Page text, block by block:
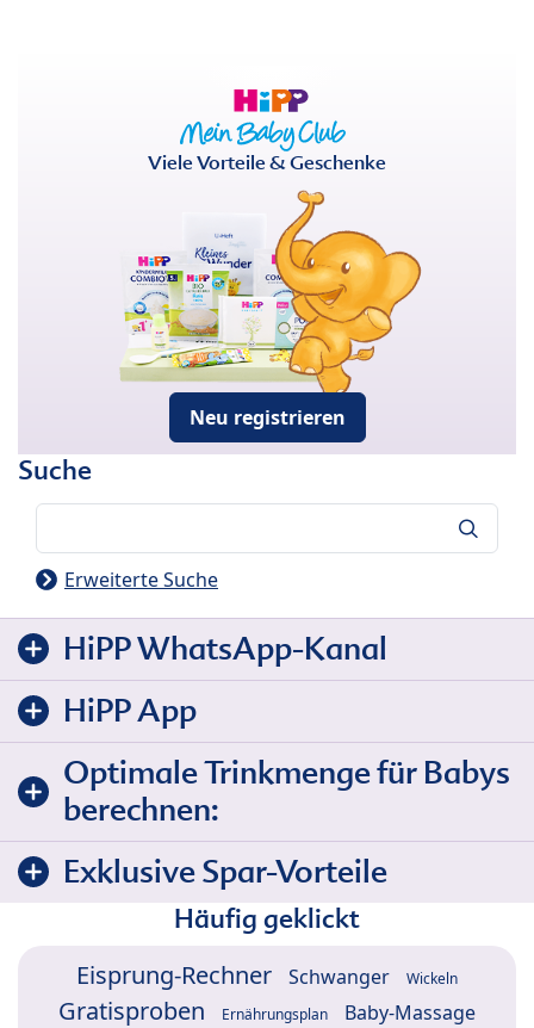
Viele Vorteile & Geschenke
Neu registrieren
Suche
Erweiterte Suche
HiPP WhatsApp-Kanal
HiPP App
Optimale Trinkmenge für Babys
berechnen:
Exklusive Spar-Vorteile
Häufig geklickt
Eisprung-Rechner Schwanger Wickeln
Gratisproben Ernährungsplan Baby-Massage